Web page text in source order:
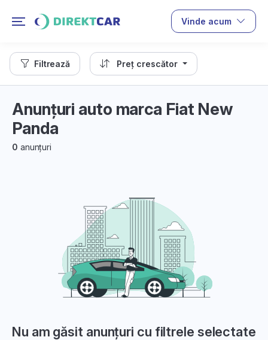
Vinde acum
Filtrează Preț crescător
Anunțuri auto marca Fiat New
Panda
0 anunțuri
Nu am găsit anunțuri cu filtrele selectate